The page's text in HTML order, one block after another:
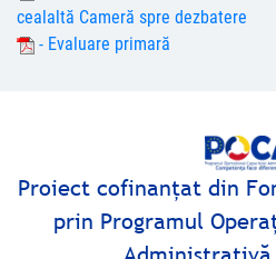
cealaltă Cameră spre dezbatere
- Evaluare primară
Proiect cofinanţat din
prin Programul